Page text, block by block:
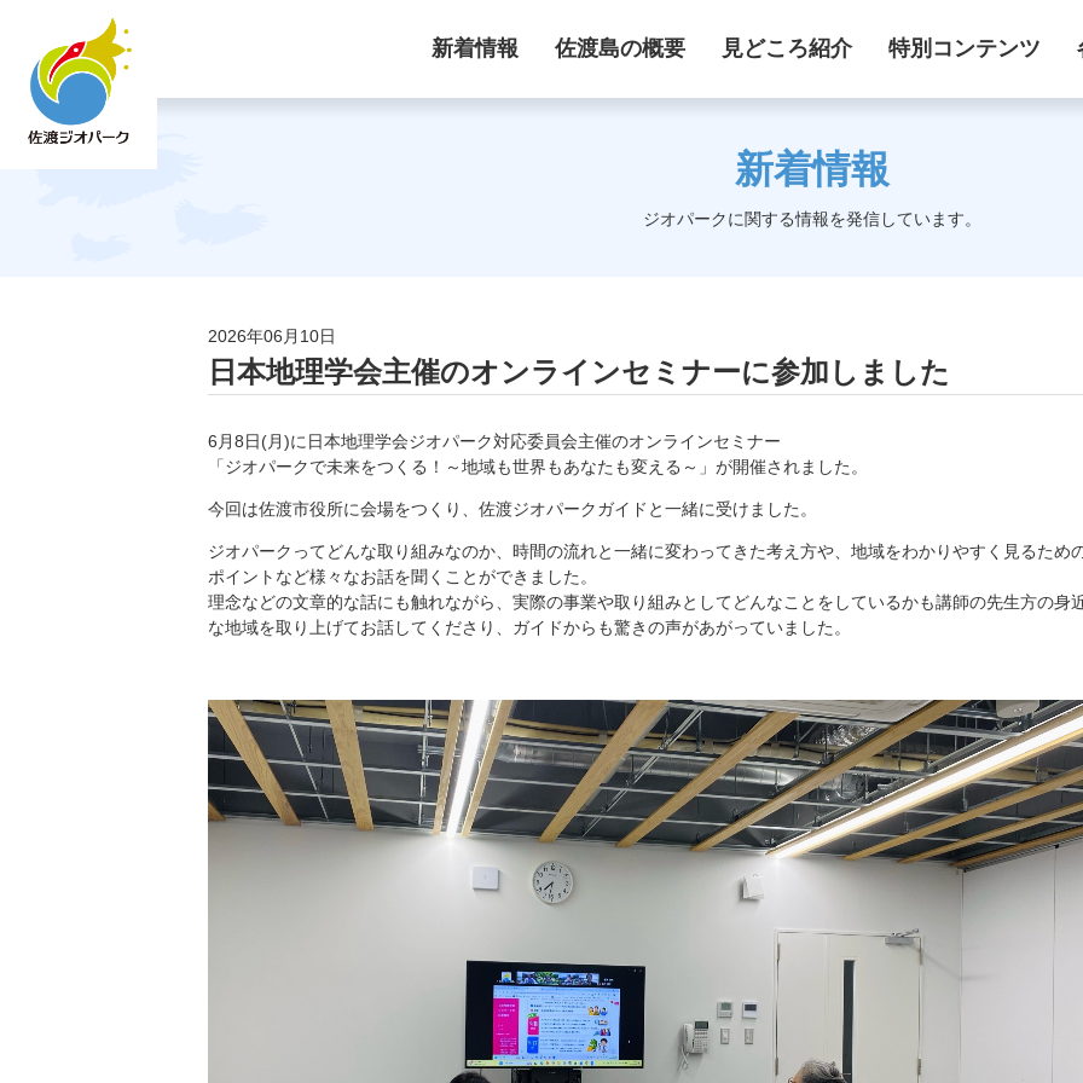
新着情報 佐渡島の概要 見どころ紹介 特別コンテンツ
新着情報
ジオパークに関する情報を発信しています。
2026年06月10日
日本地理学会主催のオンラインセミナーに参加しました
6月8日(月)に日本地理学会ジオパーク対応委員会主催のオンラインセミナー
「ジオパークで未来をつくる！～地域も世界もあなたも変える～」が開催されました。
今回は佐渡市役所に会場をつくり、佐渡ジオパークガイドと一緒に受けました。
ジオパークってどんな取り組みなのか、時間の流れと一緒に変わってきた考え方や、地域をわかりやすく見るため
ポイントなど様々なお話を聞くことができました。
理念などの文章的な話にも触れながら、実際の事業や取り組みとしてどんなことをしているかも講師の先生方の身
な地域を取り上げてお話してくださり、ガイドからも驚きの声があがっていました。